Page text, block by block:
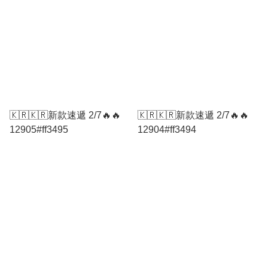
🇰🇷🇰🇷新款速遞 2/7🔥🔥
12905#ff3495
🇰🇷🇰🇷新款速遞 2/7🔥🔥
12904#ff3494